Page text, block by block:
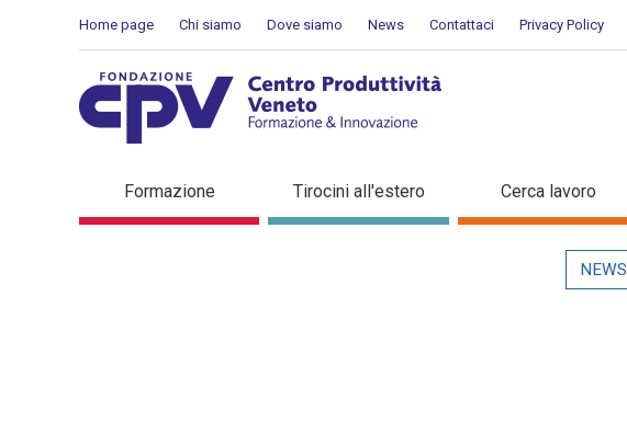
Home page Chi siamo Dove siamo News Contattaci Privacy Policy
Dettaglio in evidenza
Formazione Tirocini all'estero Cerca lavoro
NEWS